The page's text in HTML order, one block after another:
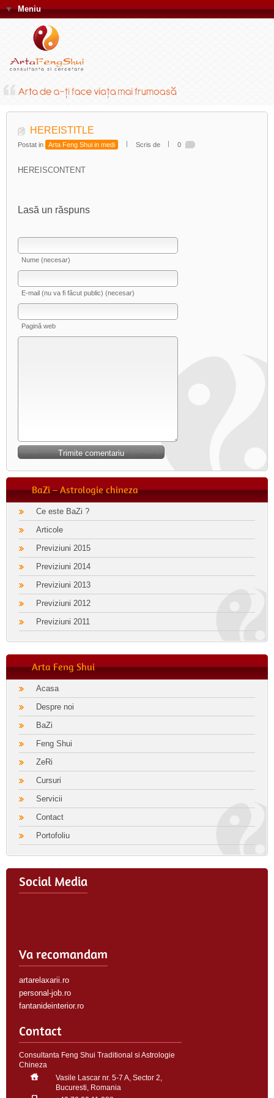
▼Meniu
HEREISTITLE
Postat in Arta Feng Shui in medi Scris de 0
HEREISCONTENT
Lasă un răspuns
Nume (necesar)
E-mail (nu va fi făcut public) (necesar)
Pagină web
BaZi – Astrologie chineza
Ce este BaZi ?
Articole
Previziuni 2015
Previziuni 2014
Previziuni 2013
Previziuni 2012
Previziuni 2011
Arta Feng Shui
Acasa
Despre noi
BaZi
Feng Shui
ZeRi
Cursuri
Servicii
Contact
Portofoliu
Social Media
Va recomandam
artarelaxarii.ro
personal-job.ro
fantanideinterior.ro
Contact
Consultanta Feng Shui Traditional si Astrologie
Chineza
Vasile Lascar nr. 5-7 A, Sector 2,
Bucuresti, Romania